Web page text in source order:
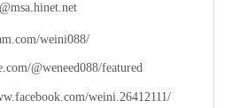
weini088/
@weneed088/featured
weini.26412111/